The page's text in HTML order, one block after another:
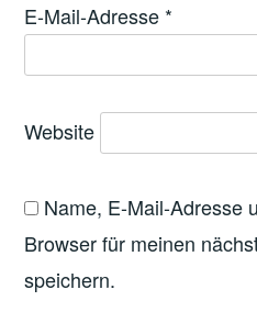
E-Mail-Adresse *
Website
Name, E-Mail-Adresse
Browser für meinen
speichern.